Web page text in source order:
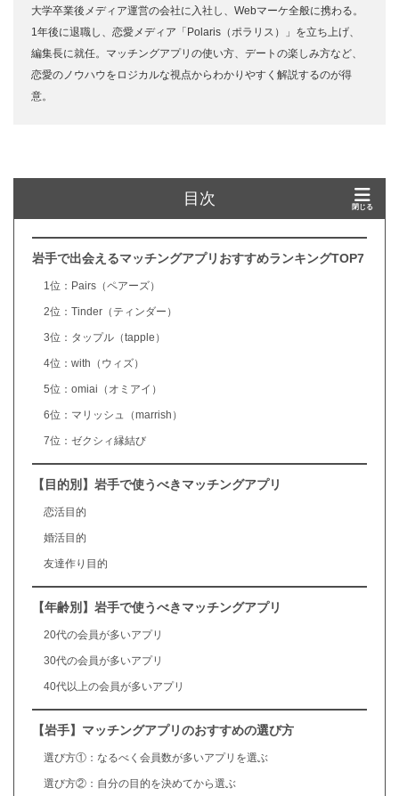
大学卒業後メディア運営の会社に入社し、Webマーケ全般に携わる。
1年後に退職し、恋愛メディア「Polaris（ポラリス）」を立ち上げ、
編集長に就任。マッチングアプリの使い方、デートの楽しみ方など、
恋愛のノウハウをロジカルな視点からわかりやすく解説するのが得
意。
目次
岩手で出会えるマッチングアプリおすすめランキングTOP7
1位：Pairs（ペアーズ）
2位：Tinder（ティンダー）
3位：タップル（tapple）
4位：with（ウィズ）
5位：omiai（オミアイ）
6位：マリッシュ（marrish）
7位：ゼクシィ縁結び
【目的別】岩手で使うべきマッチングアプリ
恋活目的
婚活目的
友達作り目的
【年齢別】岩手で使うべきマッチングアプリ
20代の会員が多いアプリ
30代の会員が多いアプリ
40代以上の会員が多いアプリ
【岩手】マッチングアプリのおすすめの選び方
選び方①：なるべく会員数が多いアプリを選ぶ
選び方②：自分の目的を決めてから選ぶ